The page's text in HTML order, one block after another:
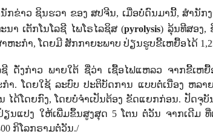
ກຂ່າວ ຊິນຮວາ ຂອງ ສປຈີນ, ເມື່ອບໍ່ດົນມານີ້, ສຳນັກ
ນາ ເຕັກໂນໂລຊີ ໄພໂຣໄລຊິສ (pyrolysis) ລຸ້ນທີສອງ,
ຫະກຳ, ໂດຍມີ ສັກກາຍະພາບ ປ່ຽນຮູບຂີ້ເຫຍື້ອໄດ້
ຊີ ດັ່ງກ່າວ ພາຍໃຕ້ ຊື່ວ່າ ເຊື້ອໄຟແຫລວ ຈາກຂີ້ເຫ
ຳ. ໂດຍໃຊ້ ລະບົບ ປະຕິບັດການ ແບບຕໍ່ເນື່ອງ ຫລ
ໄດ້ໂດຍກົງ, ໂດຍບໍ່ຈຳເປັນຕ້ອງ ຂັດແຍກກ່ອນ.​ ປັດ
ຽນແປງ ໃຫ້ເພີ່ມຂຶ້ນສູງສຸດ 5 ໂຕນ ຕໍ່ວັນ ຈາກເດີມ
ກິໂລກຣາມຕໍ່ວັນ./